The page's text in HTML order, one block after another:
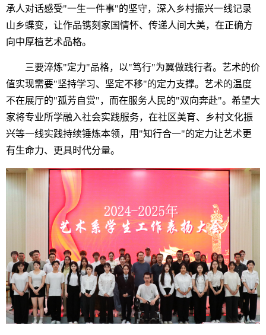
承人对话感受"一生一件事"的坚守，深入乡村振兴一线记录
山乡蝶变，让作品镌刻家国情怀、传递人间大美，在正确方
向中厚植艺术品格。
三要淬炼"定力"品格，以"笃行"为翼做践行者。艺术的价
值实现需要"坚持学习、坚定不移"的定力支撑。艺术的温度
不在展厅的"孤芳自赏"，而在服务人民的"双向奔赴"。希望大
家将专业所学融入社会实践服务，在社区美育、乡村文化振
兴等一线实践持续锤炼本领，用"知行合一"的定力让艺术更
有生命力、更具时代分量。